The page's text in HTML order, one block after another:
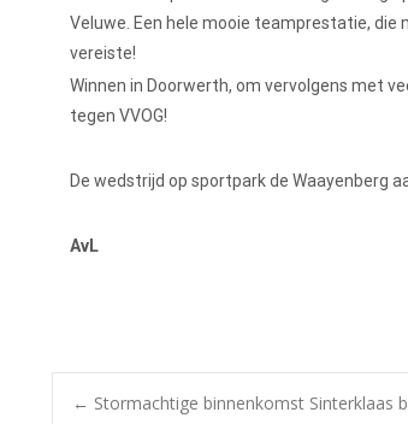
Veluwe. Een hele mooie teamprestatie, die
vereiste!
Winnen in Doorwerth, om vervolgens met
tegen VVOG!
De wedstrijd op sportpark de Waayenberg
AvL
← Stormachtige binnenkomst Sinterklaas